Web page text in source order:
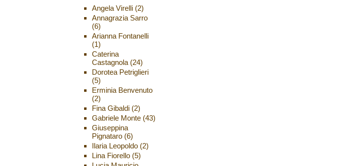
Angela Virelli(2)
Annagrazia Sarro
(6)
Arianna Fontanelli
(1)
Caterina
Castagnola(24)
Dorotea Petriglieri
(5)
Erminia Benvenuto
(2)
Fina Gibaldi(2)
Gabriele Monte(43)
Giuseppina
Pignataro(6)
Ilaria Leopoldo(2)
Lina Fiorello(5)